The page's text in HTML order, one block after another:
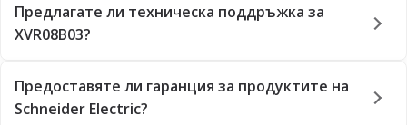
Предлагате ли техническа поддръжка за
XVR08B03?
Предоставяте ли гаранция за продуктите на
Schneider Electric?